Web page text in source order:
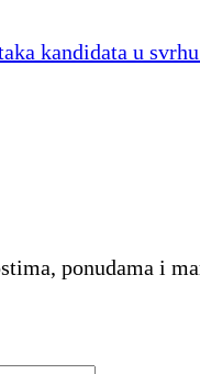
kandidata u
ponudama i